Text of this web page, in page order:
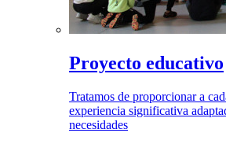
Proyecto educativo
Tratamos de proporcionar a
experiencia significativa
necesidades